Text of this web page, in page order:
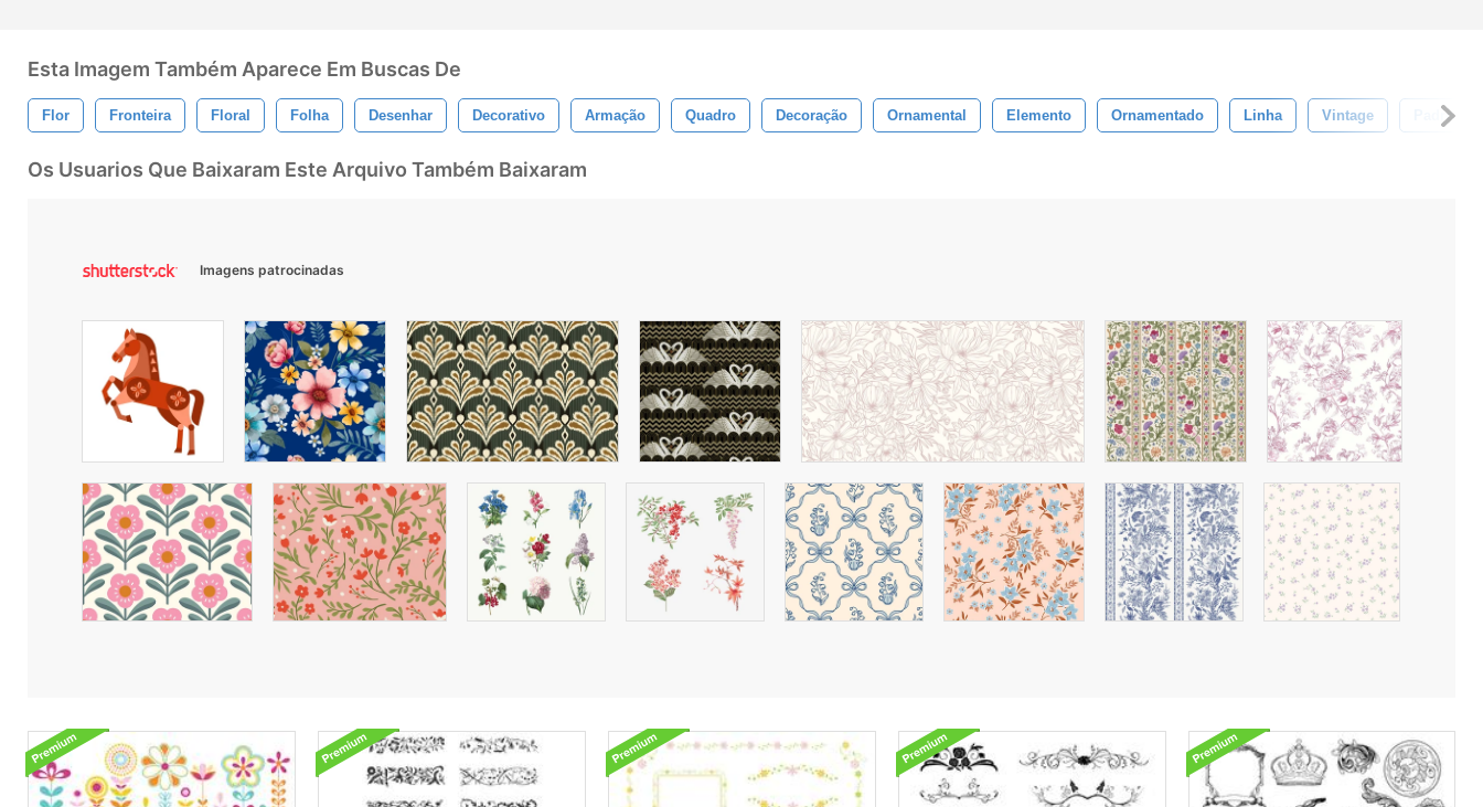
Esta Imagem Também Aparece Em Buscas De
Flor Fronteira Floral Folha Desenhar Decorativo Armação Quadro Decoração Ornamental Elemento Ornamentado Linha Vintage
Os Usuarios Que Baixaram Este Arquivo Também Baixaram
Imagens patrocinadas